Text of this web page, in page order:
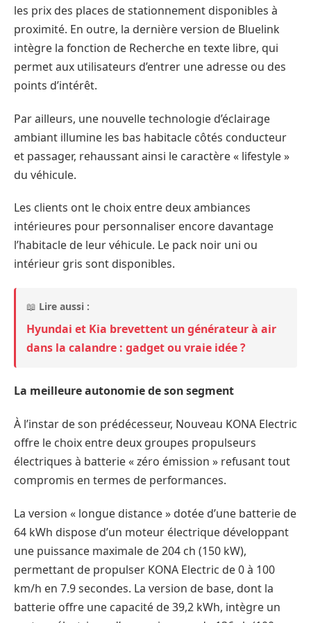
les prix des places de stationnement disponibles à
proximité. En outre, la dernière version de Bluelink
intègre la fonction de Recherche en texte libre, qui
permet aux utilisateurs d’entrer une adresse ou des
points d’intérêt.
Par ailleurs, une nouvelle technologie d’éclairage
ambiant illumine les bas habitacle côtés conducteur
et passager, rehaussant ainsi le caractère « lifestyle »
du véhicule.
Les clients ont le choix entre deux ambiances
intérieures pour personnaliser encore davantage
l’habitacle de leur véhicule. Le pack noir uni ou
intérieur gris sont disponibles.
📖 Lire aussi :
Hyundai et Kia brevettent un générateur à air
dans la calandre : gadget ou vraie idée ?
La meilleure autonomie de son segment
À l’instar de son prédécesseur, Nouveau KONA Electric
offre le choix entre deux groupes propulseurs
électriques à batterie « zéro émission » refusant tout
compromis en termes de performances.
La version « longue distance » dotée d’une batterie de
64 kWh dispose d’un moteur électrique développant
une puissance maximale de 204 ch (150 kW),
permettant de propulser KONA Electric de 0 à 100
km/h en 7.9 secondes. La version de base, dont la
batterie offre une capacité de 39,2 kWh, intègre un